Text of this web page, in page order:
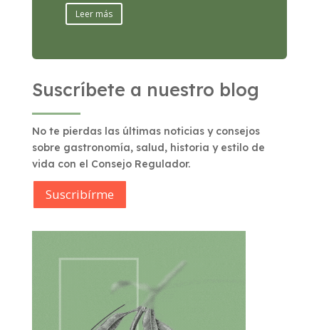
Leer más
Suscríbete a nuestro blog
No te pierdas las últimas noticias y consejos
sobre gastronomía, salud, historia y estilo de
vida con el Consejo Regulador.
Suscribírme